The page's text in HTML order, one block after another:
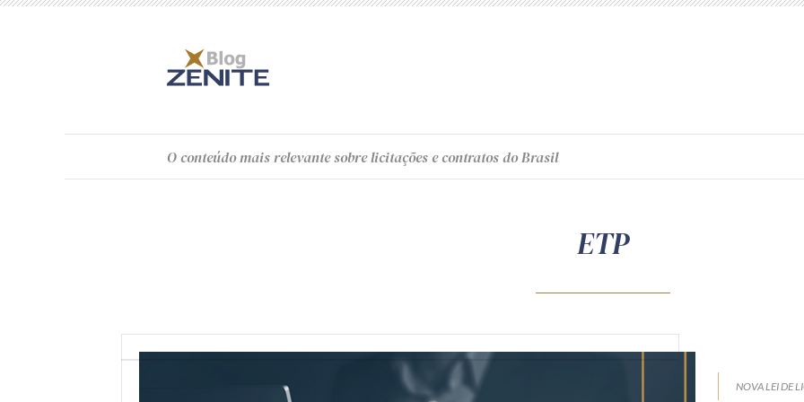
O conteúdomais relevante sobre licitações e contratos do Brasil
ETP
NOVA LEI DE